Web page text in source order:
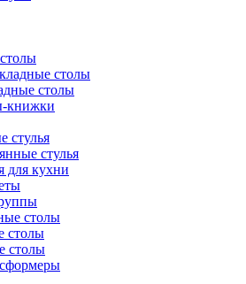
столы
столы
книжки
стулья
стулья
для кухни
столы
столы
столы